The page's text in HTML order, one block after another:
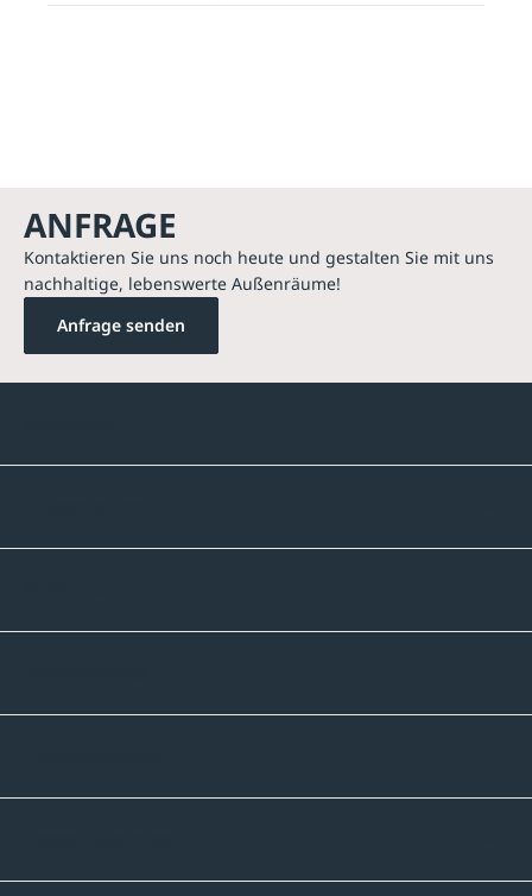
ANFRAGE
Kontaktieren Sie uns noch heute und gestalten Sie mit uns
nachhaltige, lebenswerte Außenräume!
Anfrage senden